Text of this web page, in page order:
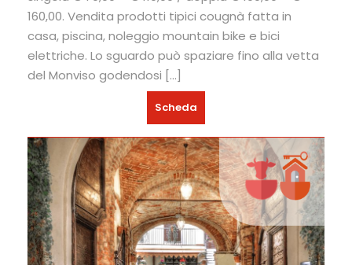
160,00. Vendita prodotti tipici cougnà fatta in
casa, piscina, noleggio mountain bike e bici
elettriche. Lo sguardo può spaziare fino alla vetta
del Monviso godendosi […]
Scheda